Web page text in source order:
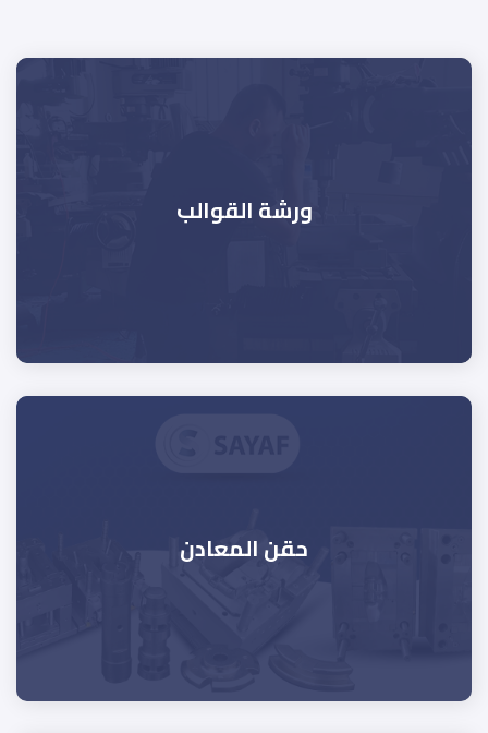
ورشة القوالب
حقن المعادن